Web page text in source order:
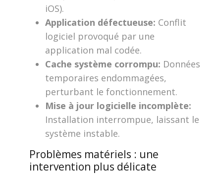
iOS).
Application défectueuse: Conflit
logiciel provoqué par une
application mal codée.
Cache système corrompu: Données
temporaires endommagées,
perturbant le fonctionnement.
Mise à jour logicielle incomplète:
Installation interrompue, laissant le
système instable.
Problèmes matériels : une
intervention plus délicate